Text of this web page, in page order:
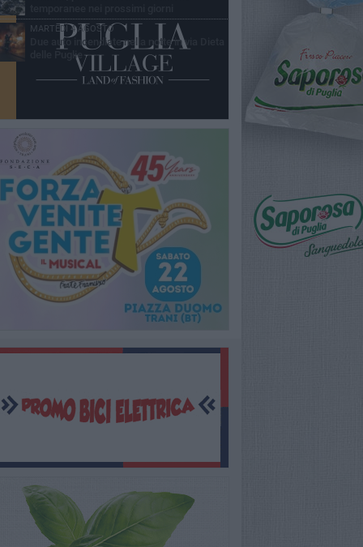
MARTEDÌ 4 AGOSTO
Due auto incendiate nella notte in via Dieta
delle Puglie